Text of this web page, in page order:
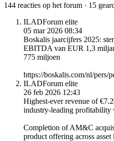
144 reacties op het forum · 15
ILADForum elite
05 mar 2026 08:34
Boskalis jaarcijfers 2025:
EBITDA van EUR 1,3
775 miljoen
https://boskalis.com/nl/pers/
ILADForum elite
26 feb 2026 12:43
Highest-ever revenue of
industry-leading
Completion of AM&C
product offering across